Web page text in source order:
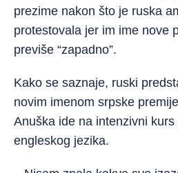
prezime nakon što je ruska
protestovala jer im ime nove
previše “zapadno”.
Kako se saznaje, ruski
novim imenom srpske
Anuška ide na intenzivni
engleskog jezika.